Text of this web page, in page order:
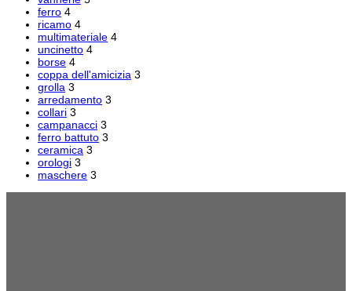
ferro 4
ricamo 4
multimateriale 4
uncinetto 4
borse 4
coppa dell'amicizia 3
grolla 3
arredamento 3
collari 3
campanacci 3
ferro battuto 3
ceramica 3
orologi 3
maschere 3